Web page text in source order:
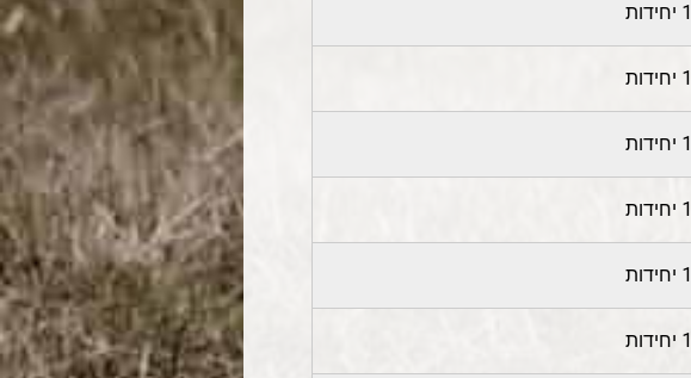
1 יחידות
1 יחידות
1 יחידות
1 יחידות
1 יחידות
1 יחידות